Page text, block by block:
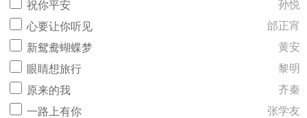
祝你平安
孙悦
心要让你听见
邰正宵
新鸳鸯蝴蝶梦
黄安
眼睛想旅行
黎明
原来的我
齐秦
一路上有你
张学友